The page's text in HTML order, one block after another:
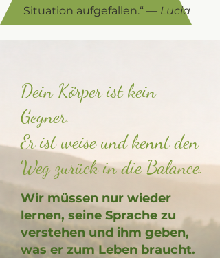
Situation aufgefallen.“ —Lucia
Dein Körper ist kein
Gegner.
Er ist weise und kennt den
Weg zurück in die Balance.
Wir müssen nur wieder
lernen, seine Sprache zu
verstehen und ihm geben,
was er zum Leben braucht.